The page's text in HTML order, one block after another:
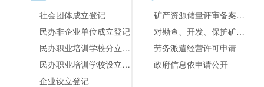
社会团体成立登记
民办非企业单位成立登记
民办职业培训学校分立、合并
民办职业培训学校设立审批
企业设立登记
矿产资源储量评审备案（原名称：矿产资源储量评审备案与储量登记核准）
对勘查、开发、保护矿产资源和进行科学技术研究的奖励
劳务派遣经营许可申请
政府信息依申请公开